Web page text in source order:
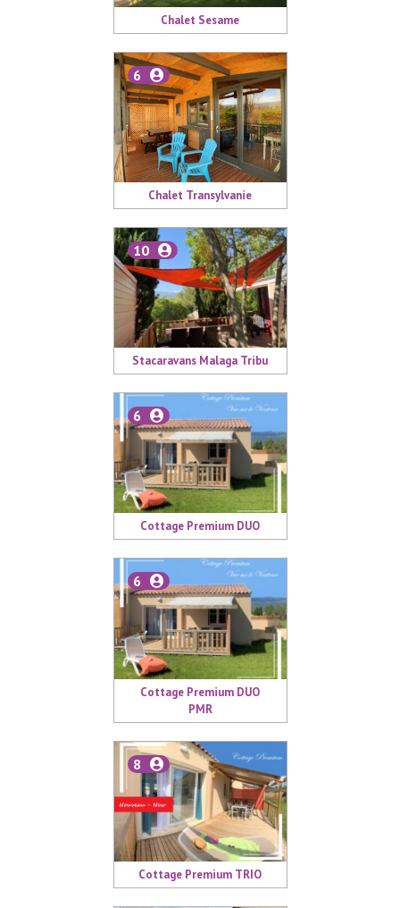
Chalet Sesame
Chalet Transylvanie
6
Stacaravans Malaga Tribu
10
Cottage Premium DUO
6
Cottage Premium DUO
PMR
6
Cottage Premium TRIO
8